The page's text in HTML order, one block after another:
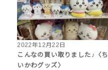
2022年12月22日
こんなの買い取りました♪〈ち
いかわグッズ〉